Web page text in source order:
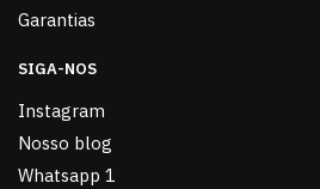
Garantias
SIGA-NOS
Instagram
Nosso blog
Whatsapp 1